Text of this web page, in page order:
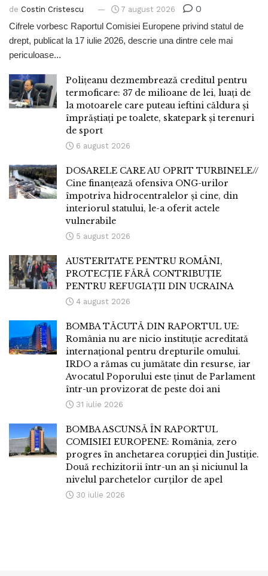
de Costin Cristescu 7 august 2026 0
Cifrele vorbesc Raportul Comisiei Europene privind statul de
drept, publicat la 17 iulie 2026, descrie una dintre cele mai
periculoase...
Polițeanu dezmembrează creditul pentru
termoficare: 37 de milioane de lei, luați de
la motoarele care puteau ieftini căldura și
împrăștiați pe toalete, skatepark și terenuri
de sport
6 august 2026
DOSARELE CARE AU OPRIT TURBINELE//
Cine finanțează ofensiva ONG-urilor
împotriva hidrocentralelor și cine, din
interiorul statului, le-a oferit actele
vulnerabile
5 august 2026
AUSTERITATE PENTRU ROMÂNI,
PROTECȚIE FĂRĂ CONTRIBUȚIE
PENTRU REFUGIAȚII DIN UCRAINA
4 august 2026
BOMBA TĂCUTĂ DIN RAPORTUL UE:
România nu are nicio instituție acreditată
internațional pentru drepturile omului.
IRDO a rămas cu jumătate din resurse, iar
Avocatul Poporului este ținut de Parlament
într-un provizorat de peste doi ani
31 iulie 2026
BOMBA ASCUNSĂ ÎN RAPORTUL
COMISIEI EUROPENE: România, zero
progres în anchetarea corupției din Justiție.
Două rechizitorii într-un an și niciunul la
nivelul parchetelor curților de apel
30 iulie 2026